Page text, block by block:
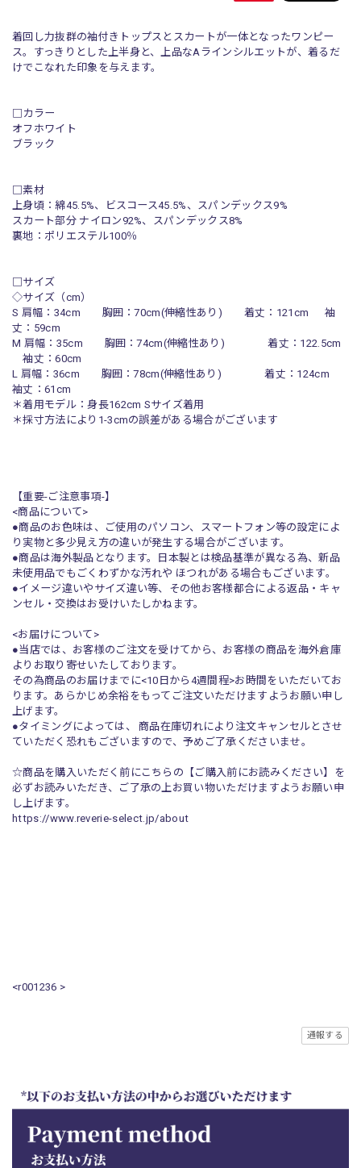
着回し力抜群の袖付きトップスとスカートが一体となったワンピー
ス。すっきりとした上半身と、上品なAラインシルエットが、着るだ
けでこなれた印象を与えます。
□カラー
オフホワイト
ブラック
□素材
上身頃：綿45.5%、ビスコース45.5%、スパンデックス9%
スカート部分 ナイロン92%、スパンデックス8%
裏地：ポリエステル100％
□サイズ
◇サイズ（cm）
S 肩幅：34cm 胸囲：70cm(伸縮性あり) 着丈：121cm 袖
丈：59cm
M 肩幅：35cm 胸囲：74cm(伸縮性あり) 着丈：122.5cm
袖丈：60cm
L 肩幅：36cm 胸囲：78cm(伸縮性あり) 着丈：124cm
袖丈：61cm
＊着用モデル：身長162cm Sサイズ着用
＊採寸方法により1-3cmの誤差がある場合がございます
【重要-ご注意事項-】
<商品について>
●商品のお色味は、ご使用のパソコン、スマートフォン等の設定によ
り実物と多少見え方の違いが発生する場合がございます。
●商品は海外製品となります。日本製とは検品基準が異なる為、新品
未使用品でもごくわずかな汚れや ほつれがある場合もございます。
●イメージ違いやサイズ違い等、その他お客様都合による返品・キャ
ンセル・交換はお受けいたしかねます。
<お届けについて>
●当店では、お客様のご注文を受けてから、お客様の商品を海外倉庫
よりお取り寄せいたしております。
その為商品のお届けまでに<10日から4週間程>お時間をいただいてお
ります。あらかじめ余裕をもってご注文いただけますようお願い申し
上げます。
●タイミングによっては、 商品在庫切れにより注文キャンセルとさせ
ていただく恐れもございますので、予めご了承くださいませ。
☆商品を購入いただく前にこちらの【ご購入前にお読みください】を
必ずお読みいただき、ご了承の上お買い物いただけますようお願い申
し上げます。
https://www.reverie-select.jp/about
<r001236 >
通報する